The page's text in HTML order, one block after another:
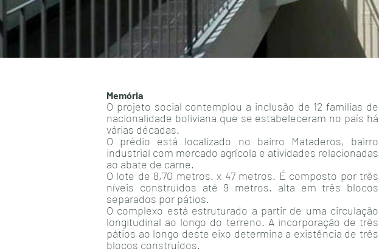
Memória
O projeto social contemplou a inclusão de 12 famílias de
nacionalidade boliviana que se estabeleceram no país há
várias décadas.
O prédio está localizado no bairro Mataderos, bairro
industrial com mercado agrícola e atividades relacionadas
ao abate de carne.
O lote de 8,70 metros. x 47 metros. É composto por três
níveis construídos até 9 metros. alta em três blocos
separados por pátios.
O complexo está estruturado a partir de uma circulação
longitudinal ao longo do terreno. A incorporação de três
pátios ao longo deste eixo determina a existência de três
blocos construídos.